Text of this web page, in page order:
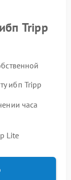
Tripp
ибп Tripp
часа
Lite